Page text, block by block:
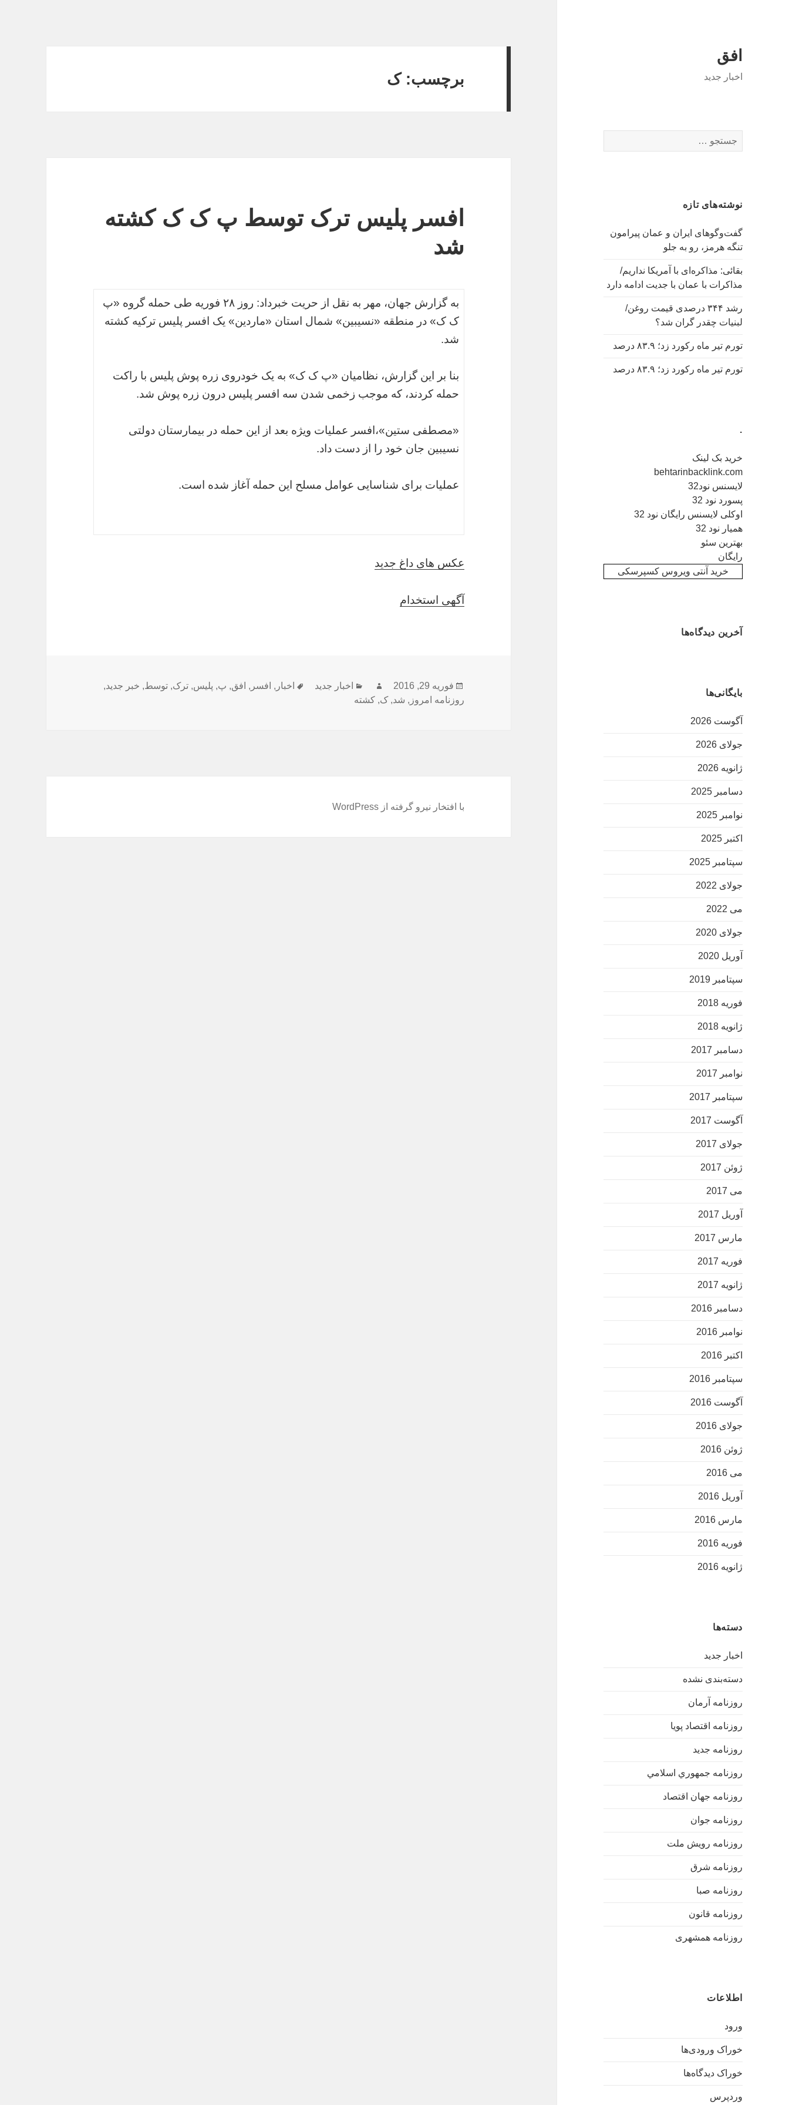
افق
اخبار جدید
برای:
نوشته‌های تازه
گفت‌وگوهای ایران و عمان پیرامون
تنگه هرمز، رو به جلو
بقائی: مذاکره‌ای با آمریکا نداریم/
مذاکرات با عمان با جدیت ادامه دارد
رشد ۳۴۴ درصدی قیمت روغن/
لبنیات چقدر گران شد؟
تورم تیر ماه رکورد زد؛ ۸۳.۹ درصد
تورم تیر ماه رکورد زد؛ ۸۳.۹ درصد
.
خرید بک لینک
behtarinbacklink.com
لایسنس نود32
پسورد نود 32
اوکلی لایسنس رایگان نود 32
همیار نود 32
بهترین سئو
رایگان
خرید آنتی ویروس کسپرسکی
آخرین دیدگاه‌ها
بایگانی‌ها
آگوست 2026
جولای 2026
ژانویه 2026
دسامبر 2025
نوامبر 2025
اکتبر 2025
سپتامبر 2025
جولای 2022
می 2022
جولای 2020
آوریل 2020
سپتامبر 2019
فوریه 2018
ژانویه 2018
دسامبر 2017
نوامبر 2017
سپتامبر 2017
آگوست 2017
جولای 2017
ژوئن 2017
می 2017
آوریل 2017
مارس 2017
فوریه 2017
ژانویه 2017
دسامبر 2016
نوامبر 2016
اکتبر 2016
سپتامبر 2016
آگوست 2016
جولای 2016
ژوئن 2016
می 2016
آوریل 2016
مارس 2016
فوریه 2016
ژانویه 2016
دسته‌ها
اخبار جدید
دسته‌بندی نشده
روزنامه آرمان
روزنامه اقتصاد پویا
روزنامه جدید
روزنامه جمهوري اسلامي
روزنامه جهان اقتصاد
روزنامه جوان
روزنامه رویش ملت
روزنامه شرق
روزنامه صبا
روزنامه قانون
روزنامه همشهری
اطلاعات
ورود
خوراک ورودی‌ها
خوراک دیدگاه‌ها
وردپرس
برچسب:ک
افسر پلیس ترک توسط پ ک ک کشته
شد
به گزارش جهان، مهر به نقل از حریت خبرداد: روز ۲۸ فوریه طی حمله گروه «پ
ک ک» در منطقه «نسیبین» شمال استان «ماردین» یک افسر پلیس ترکیه کشته
شد.
بنا بر این گزارش، نظامیان «پ ک ک» به یک خودروی زره پوش پلیس با راکت
حمله کردند، که موجب زخمی شدن سه افسر پلیس درون زره پوش شد.
«مصطفی ستین»،افسر عملیات ویژه بعد از این حمله در بیمارستان دولتی
نسیبین جان خود را از دست داد.
عملیات برای شناسایی عوامل مسلح این حمله آغاز شده است.
عکس های داغ جدید
آگهی استخدام
ارسال
شده
فوریه 29, 2016 نویسندهدسته‌ها
اخبار جدید برچسب‌ها
اخبار , افسر , افق, پ, پلیس,ترک,توسط, خبر جدید,
روزنامه امروز , شد,ک,کشته
با افتخار نیرو گرفته از WordPress